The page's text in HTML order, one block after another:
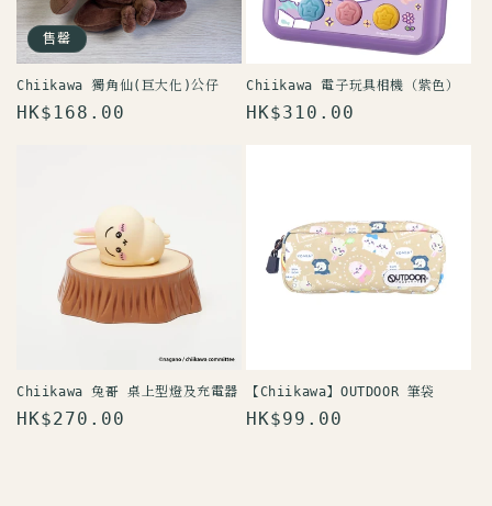
售罄
Chiikawa 獨角仙(巨大化)公仔
定
HK$168.00
Chiikawa 電子玩具相機（紫色）
定
HK$310.00
Chiikawa 兔哥 桌上型燈及充電器
定
HK$270.00
【Chiikawa】OUTDOOR 筆袋
定
HK$99.00